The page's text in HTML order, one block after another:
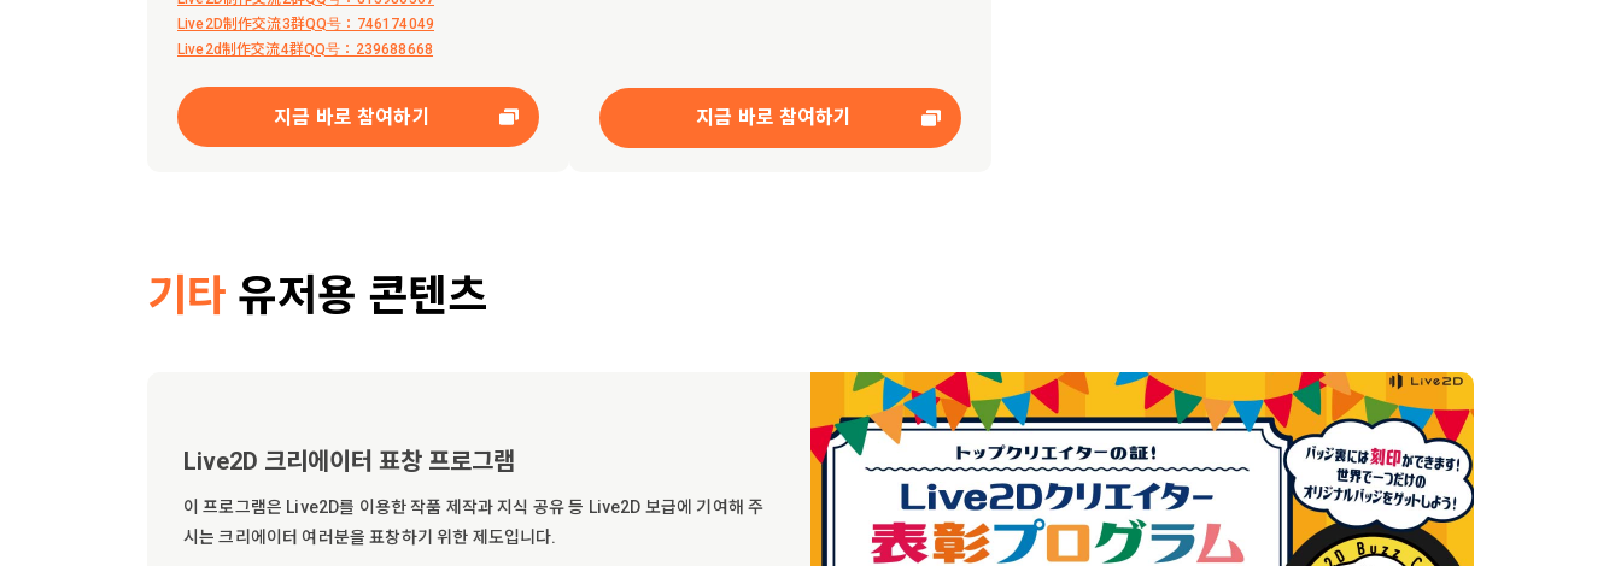
Live2D制作交流3群QQ号：746174049
Live2d制作交流4群QQ号：239688668
지금 바로 참여하기 지금 바로 참여하기
기타 유저용 콘텐츠
Live2D 크리에이터 표창 프로그램
이 프로그램은 Live2D를 이용한 작품 제작과 지식 공유 등 Live2D 보급에 기여해 주
시는 크리에이터 여러분을 표창하기 위한 제도입니다.